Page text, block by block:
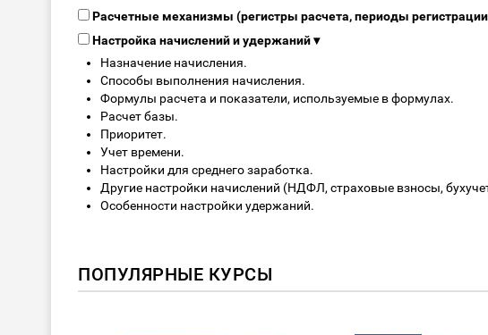
Расчетные механизмы (регистры расчета, периоды
Настройка начислений и удержаний▾
Назначение начисления.
Способы выполнения начисления.
Формулы расчета и показатели, используемые в формулах.
Расчет базы.
Приоритет.
Учет времени.
Настройки для среднего заработка.
Другие настройки начислений (НДФЛ, страховые взносы,
Особенности настройки удержаний.
ПОПУЛЯРНЫЕ КУРСЫ